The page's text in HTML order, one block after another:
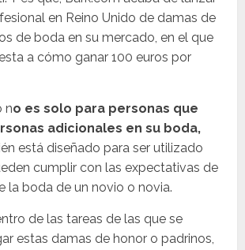
en Reino Unido de damas de
de boda en su mercado, en el que
a cómo ganar 100 euros por
no es solo para personas que
adicionales en su boda,
está diseñado para ser utilizado
cumplir con las expectativas de
la boda de un novio o novia.
de las tareas de las que se
estas damas de honor o padrinos,